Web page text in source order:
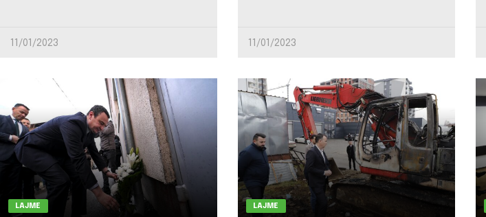
11/01/2023 11/01/2023
LAJME LAJME